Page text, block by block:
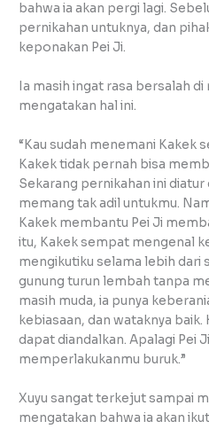
bahwa ia akan pergi lagi.
pernikahan untuknya, dan
keponakan Pei Ji.
Ia masih ingat rasa bersalah
mengatakan hal ini.
“Kau sudah menemani Kakek
Kakek tidak pernah bisa
Sekarang pernikahan ini
memang tak adil untukmu.
Kakek membantu Pei Ji
itu, Kakek sempat mengenal
mengikutiku selama lebih dari
gunung turun lembah tanpa
masih muda, ia punya
kebiasaan, dan wataknya
dapat diandalkan. Apalagi Pei
memperlakukanmu buruk.”
Xuyu sangat terkejut sampai
mengatakan bahwa ia akan